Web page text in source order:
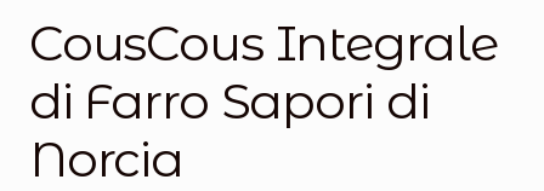
Formaggi
Legumi
Salse e condimenti
CousCous Integrale
di Farro Sapori di
Norcia